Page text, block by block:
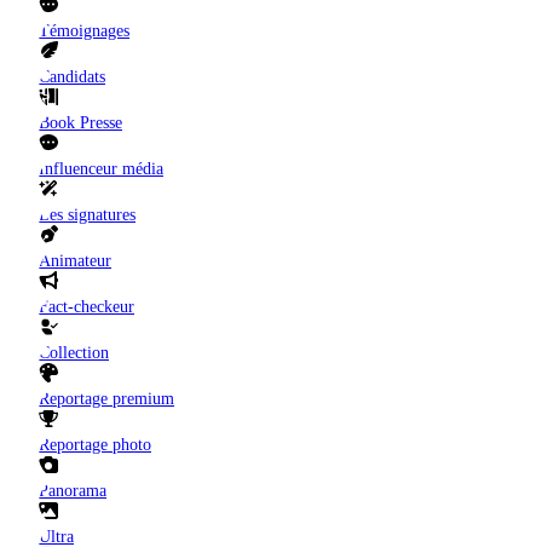
Témoignages
Candidats
Book Presse
Influenceur média
Les signatures
Animateur
Fact-checkeur
Collection
Reportage premium
Reportage photo
Panorama
Ultra